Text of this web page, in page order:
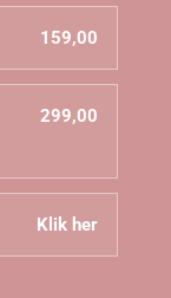
159,00
299,00
Klik her